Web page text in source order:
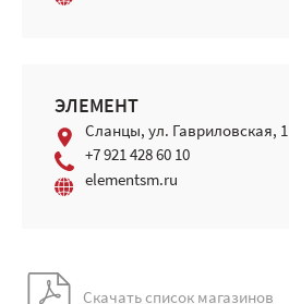
ЭЛЕМЕНТ
Сланцы, ул. Гавриловская, 1
+7 921 428 60 10
elementsm.ru
Скачать список магазинов